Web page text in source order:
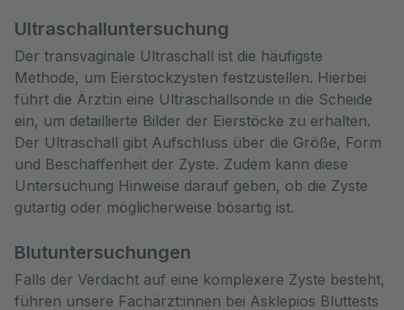
Ultraschalluntersuchung
Der transvaginale Ultraschall ist die häufigste
Methode, um Eierstockzysten festzustellen. Hierbei
führt die Ärzt:in eine Ultraschallsonde in die Scheide
ein, um detaillierte Bilder der Eierstöcke zu erhalten.
Der Ultraschall gibt Aufschluss über die Größe, Form
und Beschaffenheit der Zyste. Zudem kann diese
Untersuchung Hinweise darauf geben, ob die Zyste
gutartig oder möglicherweise bösartig ist.
Blutuntersuchungen
Falls der Verdacht auf eine komplexere Zyste besteht,
führen unsere Fachärzt:innen bei Asklepios Bluttests